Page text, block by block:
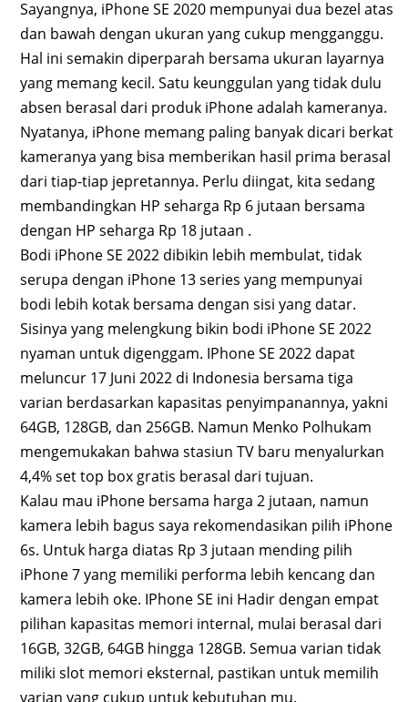
Sayangnya, iPhone SE 2020 mempunyai dua bezel atas
dan bawah dengan ukuran yang cukup mengganggu.
Hal ini semakin diperparah bersama ukuran layarnya
yang memang kecil. Satu keunggulan yang tidak dulu
absen berasal dari produk iPhone adalah kameranya.
Nyatanya, iPhone memang paling banyak dicari berkat
kameranya yang bisa memberikan hasil prima berasal
dari tiap-tiap jepretannya. Perlu diingat, kita sedang
membandingkan HP seharga Rp 6 jutaan bersama
dengan HP seharga Rp 18 jutaan .
Bodi iPhone SE 2022 dibikin lebih membulat, tidak
serupa dengan iPhone 13 series yang mempunyai
bodi lebih kotak bersama dengan sisi yang datar.
Sisinya yang melengkung bikin bodi iPhone SE 2022
nyaman untuk digenggam. IPhone SE 2022 dapat
meluncur 17 Juni 2022 di Indonesia bersama tiga
varian berdasarkan kapasitas penyimpanannya, yakni
64GB, 128GB, dan 256GB. Namun Menko Polhukam
mengemukakan bahwa stasiun TV baru menyalurkan
4,4% set top box gratis berasal dari tujuan.
Kalau mau iPhone bersama harga 2 jutaan, namun
kamera lebih bagus saya rekomendasikan pilih iPhone
6s. Untuk harga diatas Rp 3 jutaan mending pilih
iPhone 7 yang memiliki performa lebih kencang dan
kamera lebih oke. IPhone SE ini Hadir dengan empat
pilihan kapasitas memori internal, mulai berasal dari
16GB, 32GB, 64GB hingga 128GB. Semua varian tidak
miliki slot memori eksternal, pastikan untuk memilih
varian yang cukup untuk kebutuhan mu.